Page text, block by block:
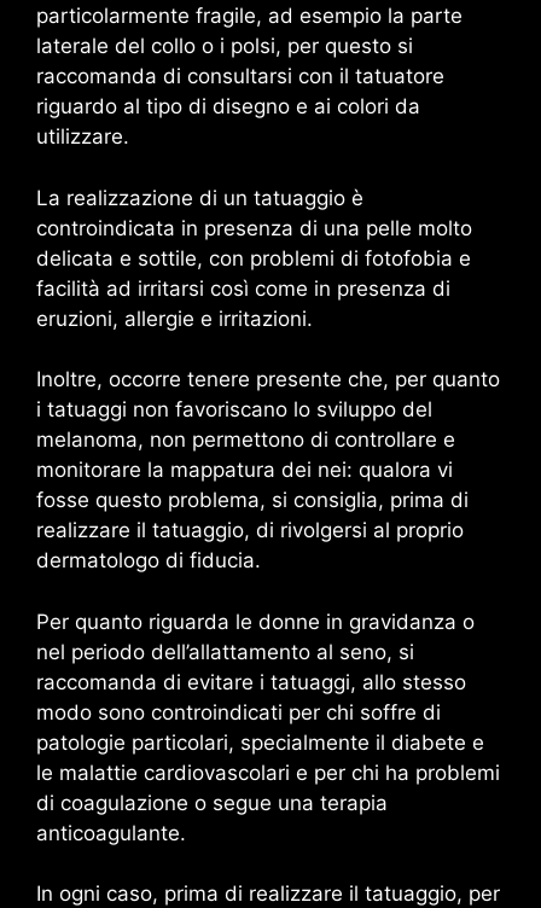
particolarmente fragile, ad esempio la parte
laterale del collo o i polsi, per questo si
raccomanda di consultarsi con il tatuatore
riguardo al tipo di disegno e ai colori da
utilizzare.
La realizzazione di un tatuaggio è
controindicata in presenza di una pelle molto
delicata e sottile, con problemi di fotofobia e
facilità ad irritarsi così come in presenza di
eruzioni, allergie e irritazioni.
Inoltre, occorre tenere presente che, per quanto
i tatuaggi non favoriscano lo sviluppo del
melanoma, non permettono di controllare e
monitorare la mappatura dei nei: qualora vi
fosse questo problema, si consiglia, prima di
realizzare il tatuaggio, di rivolgersi al proprio
dermatologo di fiducia.
Per quanto riguarda le donne in gravidanza o
nel periodo dell’allattamento al seno, si
raccomanda di evitare i tatuaggi, allo stesso
modo sono controindicati per chi soffre di
patologie particolari, specialmente il diabete e
le malattie cardiovascolari e per chi ha problemi
di coagulazione o segue una terapia
anticoagulante.
In ogni caso, prima di realizzare il tatuaggio, per